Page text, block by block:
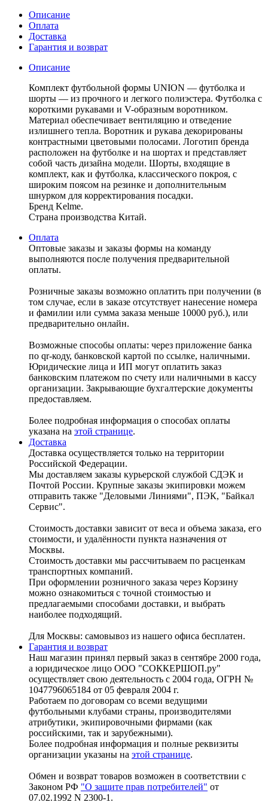
Описание
Оплата
Доставка
Гарантия и возврат
Описание
Комплект футбольной формы UNION — футболка и
шорты — из прочного и легкого полиэстера. Футболка с
короткими рукавами и V-образным воротником.
Материал обеспечивает вентиляцию и отведение
излишнего тепла. Воротник и рукава декорированы
контрастными цветовыми полосами. Логотип бренда
расположен на футболке и на шортах и представляет
собой часть дизайна модели. Шорты, входящие в
комплект, как и футболка, классического покроя, с
широким поясом на резинке и дополнительным
шнурком для корректирования посадки.
Бренд Kelme.
Страна производства Китай.
Оплата
Оптовые заказы и заказы формы на команду
выполняются после получения предварительной
оплаты.
Розничные заказы возможно оплатить при получении (в
том случае, если в заказе отсутствует нанесение номера
и фамилии или сумма заказа меньше 10000 руб.), или
предварительно онлайн.
Возможные способы оплаты: через приложение банка
по qr-коду, банковской картой по ссылке, наличными.
Юридические лица и ИП могут оплатить заказ
банковским платежом по счету или наличными в кассу
организации. Закрывающие бухгалтерские документы
предоставляем.
Более подробная информация о способах оплаты
указана на этой странице.
Доставка
Доставка осуществляется только на территории
Российской Федерации.
Мы доставляем заказы курьерской службой СДЭК и
Почтой России. Крупные заказы экипировки можем
отправить также "Деловыми Линиями", ПЭК, "Байкал
Сервис".
Стоимость доставки зависит от веса и объема заказа, его
стоимости, и удалённости пункта назначения от
Москвы.
Стоимость доставки мы рассчитываем по расценкам
транспортных компаний.
При оформлении розничного заказа через Корзину
можно ознакомиться с точной стоимостью и
предлагаемыми способами доставки, и выбрать
наиболее подходящий.
Для Москвы: самовывоз из нашего офиса бесплатен.
Гарантия и возврат
Наш магазин принял первый заказ в сентябре 2000 года,
а юридическое лицо ООО "СОККЕРШОП.ру"
осуществляет свою деятельность с 2004 года, ОГРН №
1047796065184 от 05 февраля 2004 г.
Работаем по договорам со всеми ведущими
футбольными клубами страны, производителями
атрибутики, экипировочными фирмами (как
российскими, так и зарубежными).
Более подробная информация и полные реквизиты
организации указаны на этой странице.
Обмен и возврат товаров возможен в соответствии с
Законом РФ "О защите прав потребителей" от
07.02.1992 N 2300-1.